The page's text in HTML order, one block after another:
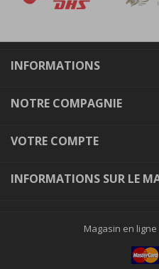
INFORMATIONS
NOTRE COMPAGNIE
VOTRE COMPTE
INFORMATIONS SUR LE
Magasin en ligne